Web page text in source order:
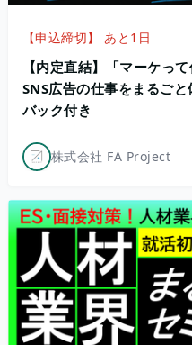
【申込締切】 あと1日
【内定直結】「マーケっ
SNS広告の仕事をまるご
バック付き
株式会社 FA Project